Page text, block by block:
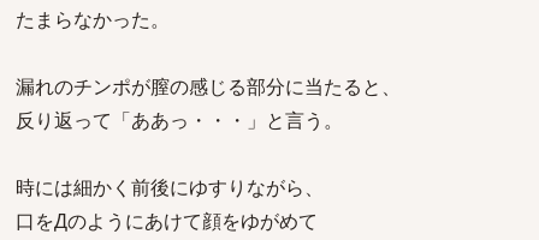
たまらなかった。
漏れのチンポが膣の感じる部分に当たると、
反り返って「ああっ・・・」と言う。
時には細かく前後にゆすりながら、
口をДのようにあけて顔をゆがめて